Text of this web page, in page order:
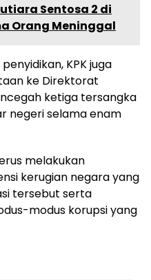
Sentosa 2 di
Orang Meninggal
KPK juga
ke Direktorat
ketiga tersangka
negeri selama enam
melakukan
kerugian negara yang
tersebut serta
modus korupsi yang